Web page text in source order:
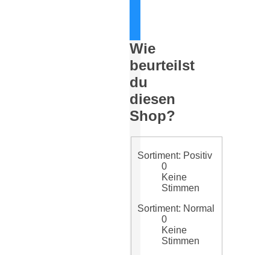
Wie
beurteilst
du
diesen
Shop?
Sortiment: Positiv
0
Keine
Stimmen
Sortiment: Normal
0
Keine
Stimmen